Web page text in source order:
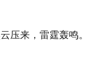
来，雷霆轰鸣。